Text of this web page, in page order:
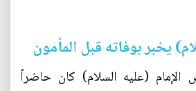
يخبر بوفاته قبل المأمون
(عليه السلام) كان حاضراً